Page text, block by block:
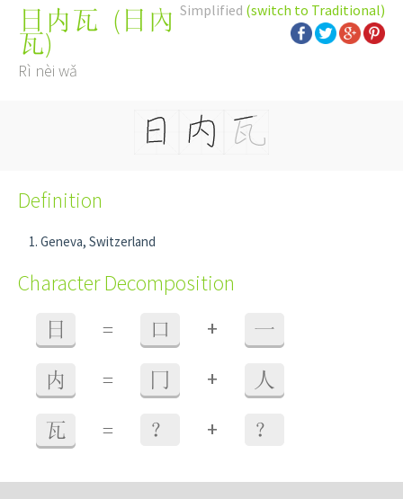
Simplified (switch to Traditional)
日内瓦 (日內
瓦)
Rì nèi wǎ
Definition
Geneva, Switzerland
Character Decomposition
日 = 口 + 一
内 = 冂 + 人
瓦 = ？ + ？